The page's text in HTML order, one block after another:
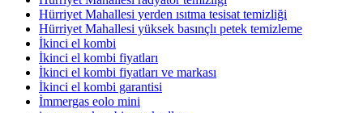
Hürriyet Mahallesi yerden ısıtma tesisat temizliği
Hürriyet Mahallesi yüksek basınçlı petek temizleme
İkinci el kombi
İkinci el kombi fiyatları
İkinci el kombi fiyatları ve markası
İkinci el kombi garantisi
İmmergas eolo mini